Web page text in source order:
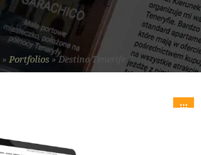
» Portfolios »Destino Tenerife